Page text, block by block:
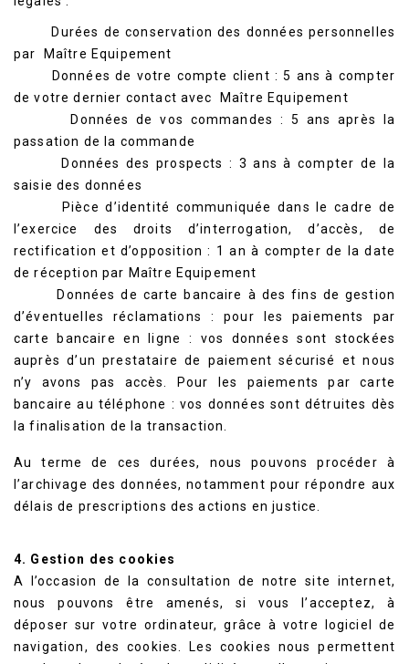
Durées de conservation des données personnelles
par Maître Equipement
Données de votre compte client : 5 ans à compter
de votre dernier contact avec Maître Equipement
Données de vos commandes : 5 ans après la
passation de la commande
Données des prospects : 3 ans à compter de la
saisie des données
Pièce d’identité communiquée dans le cadre de
l’exercice des droits d’interrogation, d’accès, de
rectification et d’opposition : 1 an à compter de la date
de réception par Maître Equipement
Données de carte bancaire à des fins de gestion
d’éventuelles réclamations : pour les paiements par
carte bancaire en ligne : vos données sont stockées
auprès d’un prestataire de paiement sécurisé et nous
n’y avons pas accès. Pour les paiements par carte
bancaire au téléphone : vos données sont détruites dès
la finalisation de la transaction.
Au terme de ces durées, nous pouvons procéder à
l’archivage des données, notamment pour répondre aux
délais de prescriptions des actions en justice.
4. Gestion des cookies
A l’occasion de la consultation de notre site internet,
nous pouvons être amenés, si vous l’acceptez, à
déposer sur votre ordinateur, grâce à votre logiciel de
navigation, des cookies. Les cookies nous permettent